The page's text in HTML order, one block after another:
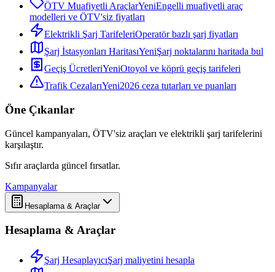
ÖTV Muafiyetli AraçlarYeniEngelli muafiyetli araç
modelleri ve ÖTV'siz fiyatları
Elektrikli Şarj TarifeleriOperatör bazlı şarj fiyatları
Şarj İstasyonları HaritasıYeniŞarj noktalarını haritada bul
Geçiş ÜcretleriYeniOtoyol ve köprü geçiş tarifeleri
Trafik CezalarıYeni2026 ceza tutarları ve puanları
Öne Çıkanlar
Güncel kampanyaları, ÖTV'siz araçları ve elektrikli şarj tarifelerini
karşılaştır.
Sıfır araçlarda güncel fırsatlar.
Kampanyalar
Hesaplama & Araçlar
Hesaplama & Araçlar
Şarj HesaplayıcıŞarj maliyetini hesapla